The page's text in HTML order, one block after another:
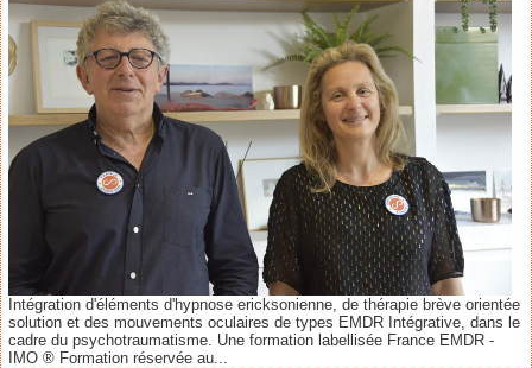
Intégration d'éléments d'hypnose ericksonienne, de thérapie brève orientée
solution et des mouvements oculaires de types EMDR Intégrative, dans le
cadre du psychotraumatisme. Une formation labellisée France EMDR -
IMO ® Formation réservée au...